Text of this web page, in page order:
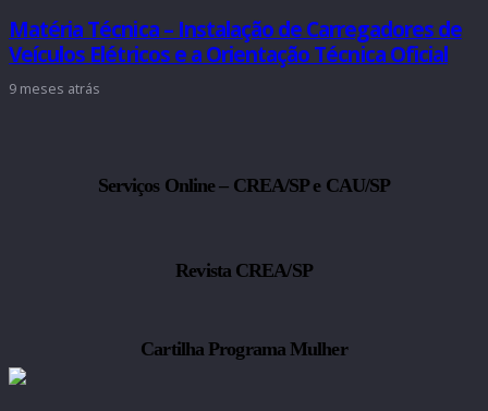
Matéria Técnica – Instalação de Carregadores de
Veículos Elétricos e a Orientação Técnica Oficial
9 meses atrás
Serviços Online – CREA/SP e CAU/SP
Revista CREA/SP
Cartilha Programa Mulher